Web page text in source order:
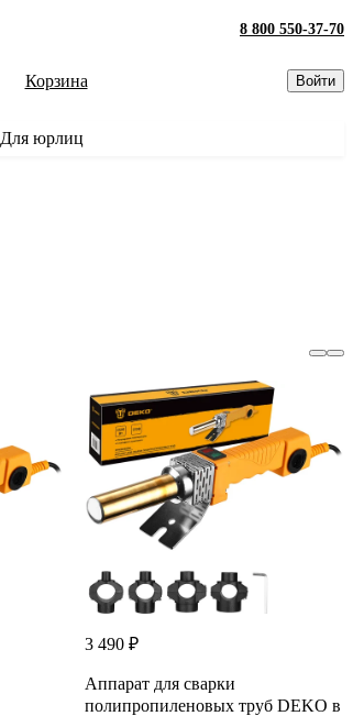
8 800 550-37-70
Корзина Войти
Для юрлиц
3 490 ₽
Аппарат для сварки
полипропиленовых труб DEKO в